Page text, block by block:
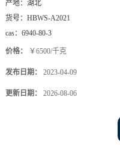
产地： 湖北
货号： HBWS-A2021
cas： 6940-80-3
价格： ￥6500/千克
发布日期： 2023-04-09
更新日期： 2026-08-06